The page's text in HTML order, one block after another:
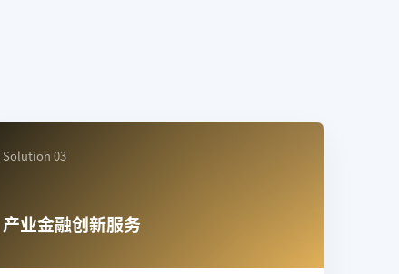
Solution 03
产业金融创新服务